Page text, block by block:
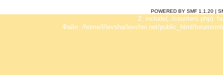
POWERED BY SMF 1.1.20 |
2: include(../counters.php):
Файл: /home/l/levsha/levshei.net/public_html/